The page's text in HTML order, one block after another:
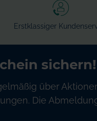
Erstklassiger
sichern!
über
Die